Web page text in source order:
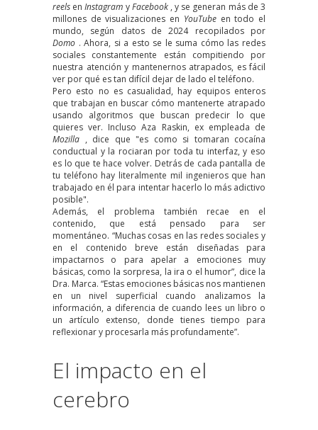
reels enInstagram yFacebook, y se generan más de 3
millones de visualizaciones en YouTubeen todo el
mundo, según datos de 2024 recopilados por
Domo . Ahora, si a esto se le suma cómo las redes
sociales constantemente están compitiendo por
nuestra atención y mantenernos atrapados, es fácil
ver por qué es tan difícil dejar de lado el teléfono.
Pero esto no es casualidad, hay equipos enteros
que trabajan en buscar cómo mantenerte atrapado
usando algoritmos que buscan predecir lo que
quieres ver. Incluso Aza Raskin, ex empleada de
Mozilla , dice que "es como si tomaran cocaína
conductual y la rociaran por toda tu interfaz, y eso
es lo que te hace volver. Detrás de cada pantalla de
tu teléfono hay literalmente mil ingenieros que han
trabajado en él para intentar hacerlo lo más adictivo
posible".
Además, el problema también recae en el
contenido, que está pensado para ser
momentáneo. “Muchas cosas en las redes sociales y
en el contenido breve están diseñadas para
impactarnos o para apelar a emociones muy
básicas, como la sorpresa, la ira o el humor”, dice la
Dra. Marca. “Estas emociones básicas nos mantienen
en un nivel superficial cuando analizamos la
información, a diferencia de cuando lees un libro o
un artículo extenso, donde tienes tiempo para
reflexionar y procesarla más profundamente”.
El impacto en el
cerebro